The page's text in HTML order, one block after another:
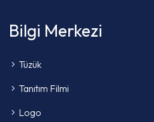
Bilgi Merkezi
Tüzük
Tanıtım Filmi
Logo